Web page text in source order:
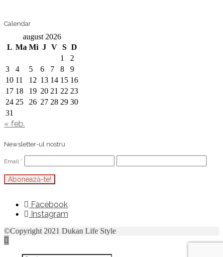
Calendar
august 2026
L Ma Mi J V S D
1
2
3
4 5 6 7 8
9
10 11 12 13 14 15 16
17 18 19 20 21 22 23
24 25 26 27 28 29 30
31
« feb.
Newsletter-ul nostru
Email *
Facebook
Instagram
©Copyright 2021 Dukan Life Style